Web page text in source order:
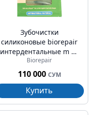
Зубочистки
силиконовые biorepair
интердентальные m 40
шт
Biorepair
110 000 СУМ
Купить